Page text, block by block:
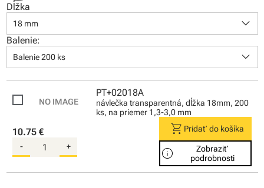
Dĺžka
18 mm keyboard_arrow_down
Balenie:
Balenie 200 ks keyboard_arrow_down
PT+02018A
návlečka transparentná, dĺžka 18mm, 200
ks, na priemer 1,3-3,0 mm
10.75 €
- +
shopping_cart Pridať do košíka
info
Zobraziť
podrobnosti